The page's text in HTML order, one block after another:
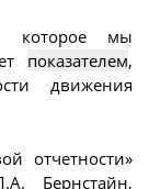
которое мы
показателем,
движения
отчетности»
Бернстайн,